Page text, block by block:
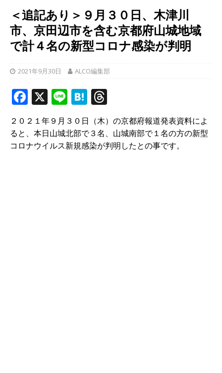
＜追記あり＞９月３０日、木津川
市、京田辺市を含む京都府山城地域
で計４名の新型コロナ感染が判明
2021年9月30日 ALCO編集部
F
a
c
e
X Li
n
e
H
at
e
n
h
r
e
２０２１年９月３０日（木）の京都府報道発表資料によ
ると、本日山城北部で３名、山城南部で１名の方の新型
コロナウイルス新規感染が判明したとの事です。